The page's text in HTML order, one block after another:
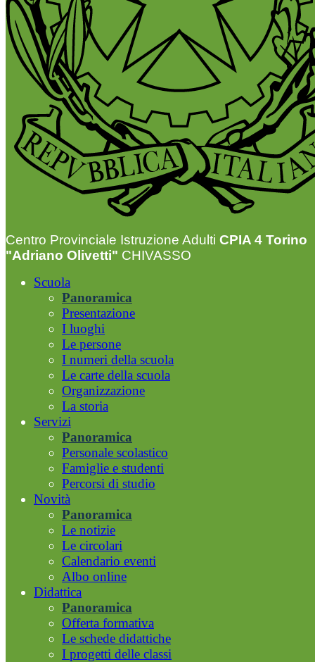
Centro Provinciale Istruzione Adulti CPIA 4 Torino
"Adriano Olivetti" CHIVASSO
Scuola
Panoramica
Presentazione
I luoghi
Le persone
I numeri della scuola
Le carte della scuola
Organizzazione
La storia
Servizi
Panoramica
Personale scolastico
Famiglie e studenti
Percorsi di studio
Novità
Panoramica
Le notizie
Le circolari
Calendario eventi
Albo online
Didattica
Panoramica
Offerta formativa
Le schede didattiche
I progetti delle classi